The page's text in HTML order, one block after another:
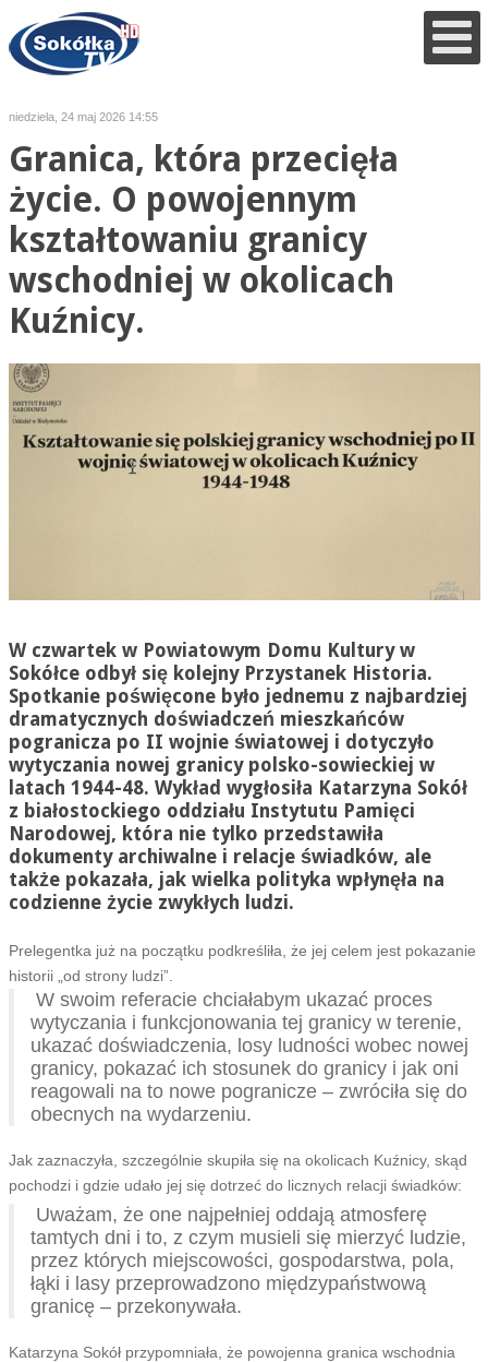
niedziela, 24 maj 2026 14:55
Granica, która przecięła
życie. O powojennym
kształtowaniu granicy
wschodniej w okolicach
Kuźnicy.
W czwartek w Powiatowym Domu Kultury w
Sokółce odbył się kolejny Przystanek Historia.
Spotkanie poświęcone było jednemu z najbardziej
dramatycznych doświadczeń mieszkańców
pogranicza po II wojnie światowej i dotyczyło
wytyczania nowej granicy polsko-sowieckiej w
latach 1944-48. Wykład wygłosiła Katarzyna Sokół
z białostockiego oddziału Instytutu Pamięci
Narodowej, która nie tylko przedstawiła
dokumenty archiwalne i relacje świadków, ale
także pokazała, jak wielka polityka wpłynęła na
codzienne życie zwykłych ludzi.
Prelegentka już na początku podkreśliła, że jej celem jest pokazanie
historii „od strony ludzi”.
W swoim referacie chciałabym ukazać proces
wytyczania i funkcjonowania tej granicy w terenie,
ukazać doświadczenia, losy ludności wobec nowej
granicy, pokazać ich stosunek do granicy i jak oni
reagowali na to nowe pogranicze – zwróciła się do
obecnych na wydarzeniu.
Jak zaznaczyła, szczególnie skupiła się na okolicach Kuźnicy, skąd
pochodzi i gdzie udało jej się dotrzeć do licznych relacji świadków:
Uważam, że one najpełniej oddają atmosferę
tamtych dni i to, z czym musieli się mierzyć ludzie,
przez których miejscowości, gospodarstwa, pola,
łąki i lasy przeprowadzono międzypaństwową
granicę – przekonywała.
Katarzyna Sokół przypomniała, że powojenna granica wschodnia